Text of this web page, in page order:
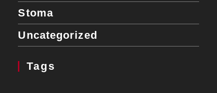
Stoma
Uncategorized
Tags